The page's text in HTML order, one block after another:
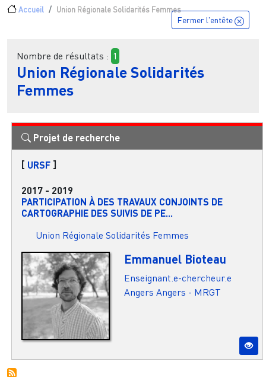
Fil d'Ariane
Accueil Union Régionale Solidarités Femmes
Fermer l'entête
Nombre de résultats : 1
Union Régionale Solidarités
Femmes
Projet de recherche
[ URSF ]
2017 - 2019
PARTICIPATION À DES TRAVAUX CONJOINTS DE
CARTOGRAPHIE DES SUIVIS DE PE...
Union Régionale Solidarités Femmes
Emmanuel Bioteau
Enseignant.e-chercheur.e
Angers Angers - MRGT